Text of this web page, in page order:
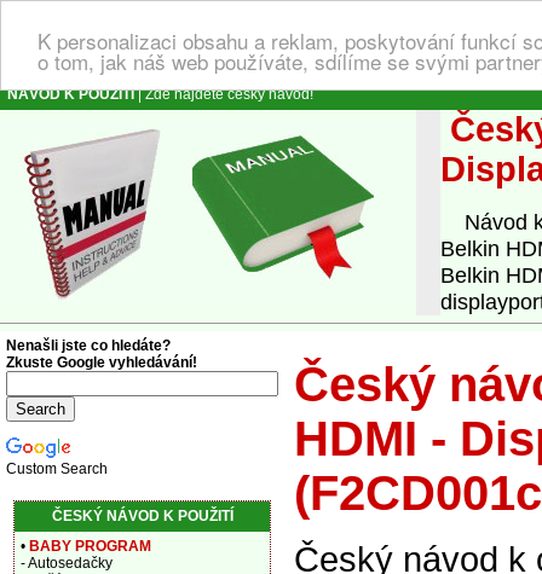
K personalizaci obsahu a reklam, poskytování funkcí
o tom, jak náš web používáte, sdílíme se svými
NÁVOD K POUŽITÍ| Zde najdete český návod!
Návod k
Belkin
Belkin
Český
HDMI -
Český návod k
Nenašli jste co hledáte?
Zkuste Google vyhledávání!
Custom Search
ČESKÝ NÁVOD K POUŽITÍ
• BABY PROGRAM
- Autosedačky